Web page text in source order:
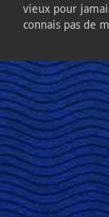
vieux pour
connais pas de